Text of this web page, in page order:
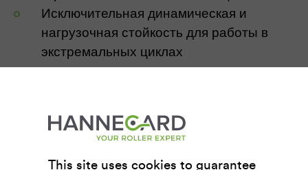
Исключительная динамическая и
нагрузочная стойкость для работы в
экстремальных циклах
Композитные
This site uses cookies to guarantee